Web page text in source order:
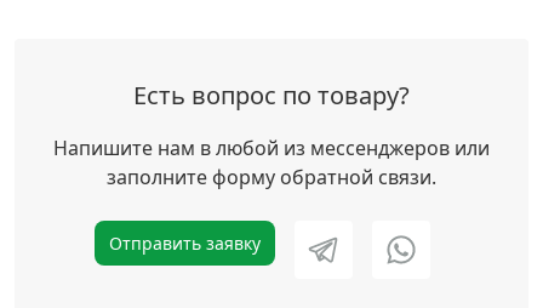
Есть вопрос по товару?
Напишите нам в любой из мессенджеров или
заполните форму обратной связи.
Отправить заявку